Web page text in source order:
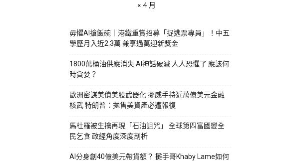
« 4 月
毋懼AI搶飯碗｜港鐵重賞招募「捉逃票專員」！中五
學歷月入近2.3萬 兼享過萬迎新獎金
1800萬桶油供應消失 AI神話破滅 人人恐懼了 應該何
時貪婪？
歐洲密謀美債美股武器化 挪威手持近萬億美元金融
核武 特朗普：拋售美資產必遭報復
馬杜羅被生擒再現「石油詛咒」 全球第四富國變全
民乞食 政經角度深度剖析
AI分身創40億美元帶貨額？ 攤手哥Khaby Lame如何